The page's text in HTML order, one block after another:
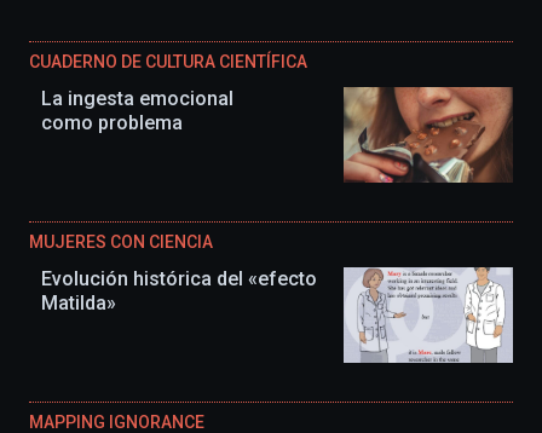
CUADERNO DE CULTURA CIENTÍFICA
La ingesta emocional
como problema
MUJERES CON CIENCIA
Evolución histórica del «efecto
Matilda»
MAPPING IGNORANCE